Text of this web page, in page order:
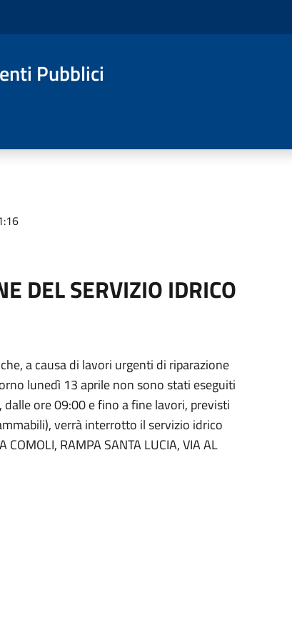
Pubblici
DEL SERVIZIO IDRICO
a causa di lavori urgenti di riparazione
lunedì 13 aprile non sono stati eseguiti
ore 09:00 e fino a fine lavori, previsti
verrà interrotto il servizio idrico
COMOLI, RAMPA SANTA LUCIA, VIA AL